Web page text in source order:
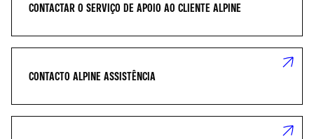
CONTACTAR O SERVIÇO DE APOIO AO CLIENTE ALPINE
CONTACTO ALPINE ASSISTÊNCIA